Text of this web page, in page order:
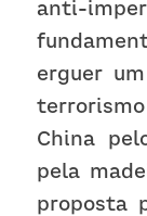
anti-
erguer
China
pela
proposta